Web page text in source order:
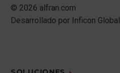
© 2026 alfran.com
Desarrollado por Inficon Global